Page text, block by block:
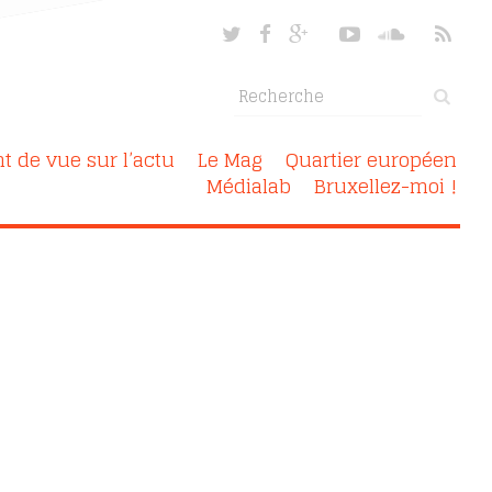
de vue sur l’actu Le Mag Quartier européen
Médialab Bruxellez-moi !